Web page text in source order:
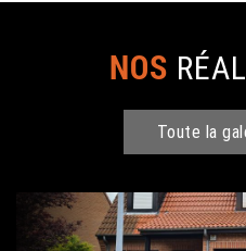
NOS
Toute la